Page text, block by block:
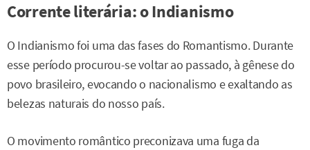
Corrente literária: o Indianismo
O Indianismo foi uma das fases do Romantismo. Durante
esse período procurou-se voltar ao passado, à gênese do
povo brasileiro, evocando o nacionalismo e exaltando as
belezas naturais do nosso país.
O movimento romântico preconizava uma fuga da